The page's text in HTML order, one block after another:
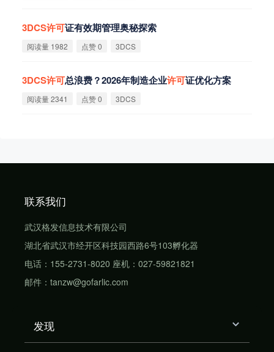
3DCS许可证有效期管理奥秘探索
阅读量 1982 点赞 0 3DCS
3DCS许可总浪费？2026年制造企业许可证优化方案
阅读量 2341 点赞 0 3DCS
联系我们
武汉格发信息技术有限公司
湖北省武汉市经开区科技园西路6号103孵化器
电话：155-2731-8020 座机：027-59821821
邮件：tanzw@gofarlic.com
发现